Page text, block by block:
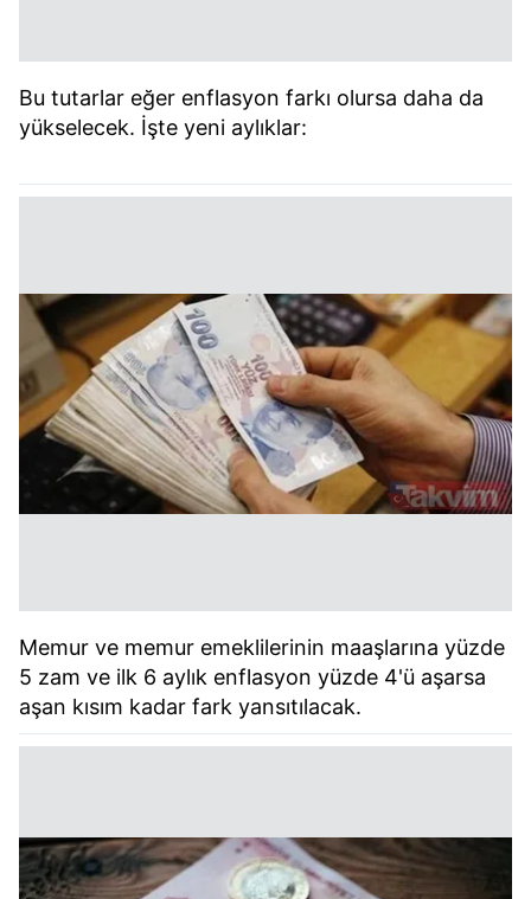
Bu tutarlar eğer enflasyon farkı olursa daha da
yükselecek. İşte yeni aylıklar:
Memur ve memur emeklilerinin maaşlarına yüzde
5 zam ve ilk 6 aylık enflasyon yüzde 4'ü aşarsa
aşan kısım kadar fark yansıtılacak.